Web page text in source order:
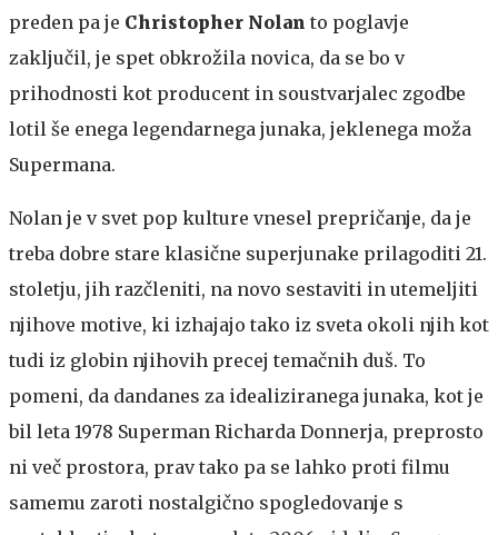
preden pa je Christopher Nolan to poglavje
zaključil, je spet obkrožila novica, da se bo v
prihodnosti kot producent in soustvarjalec zgodbe
lotil še enega legendarnega junaka, jeklenega moža
Supermana.
Nolan je v svet pop kulture vnesel prepričanje, da je
treba dobre stare klasične superjunake prilagoditi 21.
stoletju, jih razčleniti, na novo sestaviti in utemeljiti
njihove motive, ki izhajajo tako iz sveta okoli njih kot
tudi iz globin njihovih precej temačnih duš. To
pomeni, da dandanes za idealiziranega junaka, kot je
bil leta 1978 Superman Richarda Donnerja, preprosto
ni več prostora, prav tako pa se lahko proti filmu
samemu zaroti nostalgično spogledovanje s